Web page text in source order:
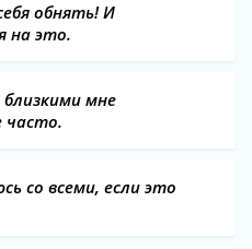
обнять! И
на это.
мне
часто.
со всеми, если это